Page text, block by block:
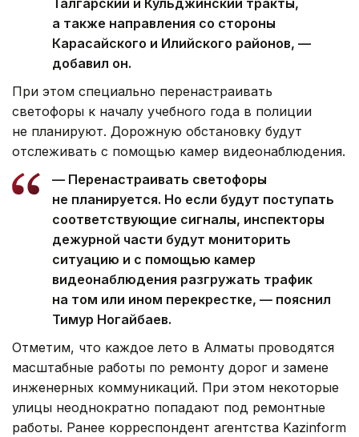
Талгарский и Кульджинский тракты,
а также направления со стороны
Карасайского и Илийского районов, —
добавил он.
При этом специально перенастраивать
светофоры к началу учебного года в полиции
не планируют. Дорожную обстановку будут
отслеживать с помощью камер видеонаблюдения.
— Перенастраивать светофоры
не планируется. Но если будут поступать
соответствующие сигналы, инспекторы
дежурной части будут мониторить
ситуацию и с помощью камер
видеонаблюдения разгружать трафик
на том или ином перекрестке, — пояснил
Тимур Ногайбаев.
Отметим, что каждое лето в Алматы проводятся
масштабные работы по ремонту дорог и замене
инженерных коммуникаций. При этом некоторые
улицы неоднократно попадают под ремонтные
работы. Ранее корреспондент агентства Kazinform